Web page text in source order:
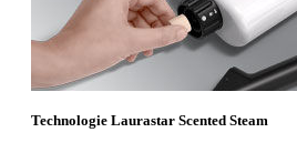
Technologie Laurastar Scented Steam